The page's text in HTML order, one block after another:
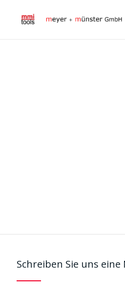
Schreiben Sie uns eine